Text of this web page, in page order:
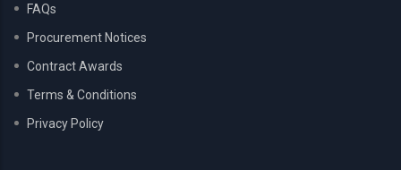
FAQs
Procurement Notices
Contract Awards
Terms & Conditions
Privacy Policy